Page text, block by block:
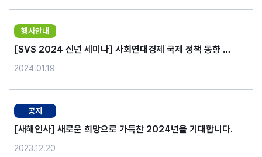
행사안내
[SVS 2024 신년 세미나] 사회연대경제 국제 정책 동향 및
전망(UN, ILO, OECD, EU를 중심으로)
2024.01.19
공지
[새해인사] 새로운 희망으로 가득찬 2024년을 기대합니다.
2023.12.20